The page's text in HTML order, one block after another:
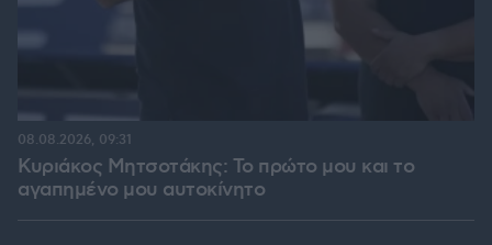
Κυριάκος Μητσοτάκης: Το πρώτο μου και το
αγαπημένο μου αυτοκίνητο
08.08.2026, 09:31